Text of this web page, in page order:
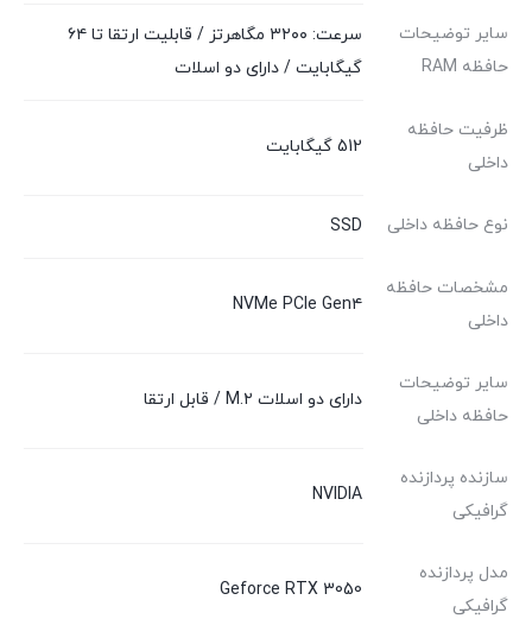
سایر توضیحات
حافظه RAM
سرعت: ۳۲۰۰ مگاهرتز / قابلیت ارتقا تا ۶۴
گیگابایت / دارای دو اسلات
ظرفیت حافظه
داخلی
512 گیگابایت
نوع حافظه داخلی SSD
مشخصات حافظه
داخلی
NVMe PCIe Gen۴
سایر توضیحات
حافظه داخلی
دارای دو اسلات M.۲ / قابل ارتقا
سازنده پردازنده
گرافیکی
NVIDIA
مدل پردازنده
گرافیکی
Geforce RTX 3050